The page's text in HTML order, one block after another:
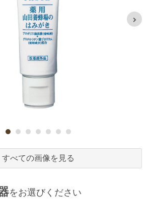
すべての画像を見る
をお選びください